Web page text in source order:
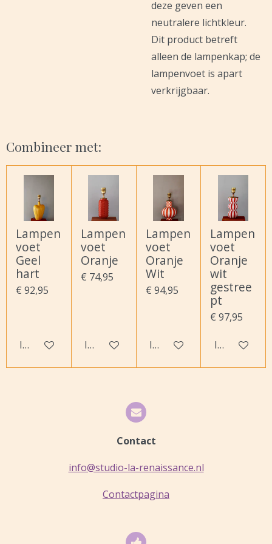
deze geven een
neutralere lichtkleur.
Dit product betreft
alleen de lampenkap; de
lampenvoet is apart
verkrijgbaar.
Combineer met:
Lampen
voet
Geel
hart
€ 92,95
In winkelwagen
Lampen
voet
Oranje
€ 74,95
In winkelwagen
Lampen
voet
Oranje
Wit
€ 94,95
In winkelwagen
Lampen
voet
Oranje
wit
gestree
pt
€ 97,95
In
Contact
info@studio-la-renaissance.nl
Contactpagina